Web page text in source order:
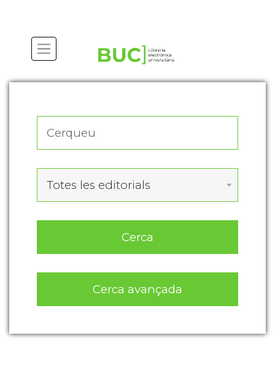
Totes les editorials
Cerca
Cerca avançada